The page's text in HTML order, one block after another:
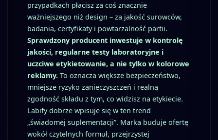
przypadkach płacisz za coś znacznie
ważniejszego niż design – za jakość surowców,
badania, certyfikaty i powtarzalność partii.
Sprawdzony producent inwestuje w kontrolę
jakości, regularne testy laboratoryjne i
uczciwe etykietowanie, a nie tylko w kolorowe
reklamy. To oznacza większe bezpieczeństwo,
mniejsze ryzyko zanieczyszczeń i realną
zgodność składu z tym, co widzisz na etykiecie.
Labify dobrze wpisuje się w ten trend
„świadomej suplementacji”. Marka buduje ofertę
wokół czytelnych formuł, przejrzystej